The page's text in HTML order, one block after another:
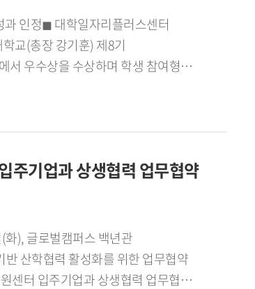
담을 진행해 현지 유통망 진출
폼을 운영하는 대표적인 화장품
의를 이어가 팀 전체 기준 총 3건의
로모션을 통해 SNS 팔로워 1,000명
과 협업한 마케팅 활동도 함께
랜드 홍보를 공동으로 수행했고,
국외대 GTEP 요원들]사회공헌
을 기부하고 봉사활동을 실시했으며,
는 프로젝트를 운영해 해외시장
교(총장 강기훈) 제8기
서 우수상을 수상하며 학생 참여형
대학일자리플러스본부(본부장
, 김현채, 박시언, 서민성, 이가빈,
등을 학생들에게 알리고 참여를
이용 방식에 맞춘 디지털 콘텐츠를
록하는 등 높은 홍보 성과를 거뒀다.
7월 28일 서울고용복지플러스센터
성과공유회」에서 심사 결과 1위를
전공 23)은 "학생들의 눈높이에서
주기업과 상생협력 업무협약
), 글로벌캠퍼스 백년관
산학협력 활성화를 위한 업무협약
센터 입주기업과 상생협력 업무협약